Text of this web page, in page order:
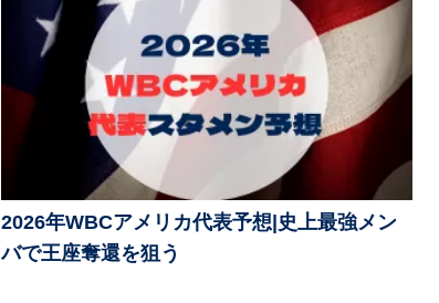
2026年WBCアメリカ代表予想|史上最強メン
バで王座奪還を狙う